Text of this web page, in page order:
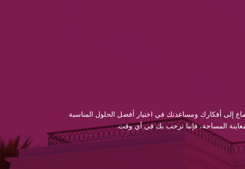
إلى أفكارك ومساعدتك في اختيار أفضل الحلول المناسبة
المساحة، فإننا نرحب بك في أي وقت.